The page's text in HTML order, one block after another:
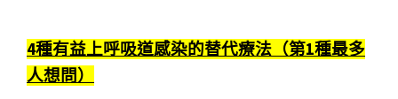
4種有益上呼吸道感染的替代療法（第1種最多
人想問）